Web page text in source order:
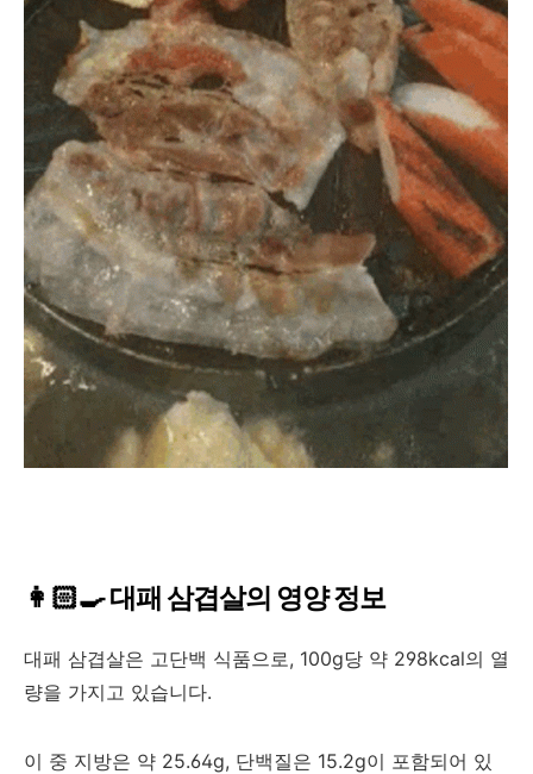
👩🏻‍🍳 대패 삼겹살의 영양 정보
대패 삼겹살은 고단백 식품으로, 100g당 약 298kcal의 열
량을 가지고 있습니다.
이 중 지방은 약 25.64g, 단백질은 15.2g이 포함되어 있